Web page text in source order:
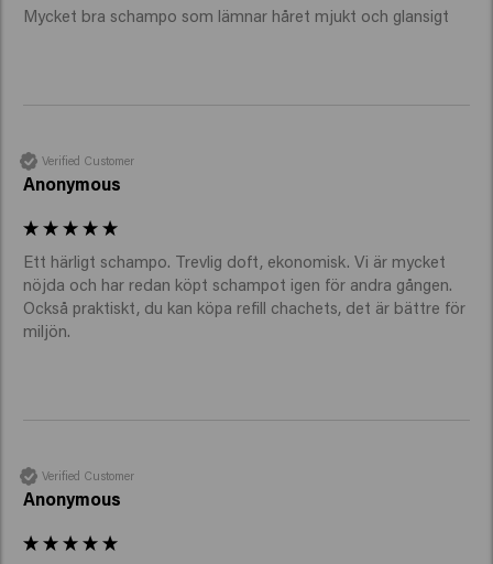
Mycket bra schampo som lämnar håret mjukt och glansigt
Verified Customer
Anonymous
Ett härligt schampo. Trevlig doft, ekonomisk. Vi är mycket
nöjda och har redan köpt schampot igen för andra gången.
Också praktiskt, du kan köpa refill chachets, det är bättre för
miljön.
Verified Customer
Anonymous